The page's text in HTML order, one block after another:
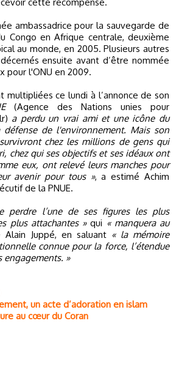
ambassadrice pour la sauvegarde de
Congo en Afrique centrale, deuxième
au monde, en 2005. Plusieurs autres
ensuite avant d’être nommée
pour l'ONU en 2009.
multipliées ce lundi à l’annonce de son
(Agence des Nations unies pour
a perdu un vrai ami et une icône du
de l'environnement. Mais son
chez les millions de gens qui
chez qui ses objectifs et ses idéaux ont
eux, ont relevé leurs manches pour
avenir pour tous », a estimé Achim
de la PNUE.
perdre l’une de ses figures les plus
plus attachantes »qui « manquera au
Alain Juppé, en saluant « la mémoire
connue pour la force, l’étendue
engagements. »
un acte d’adoration en islam
au cœur du Coran